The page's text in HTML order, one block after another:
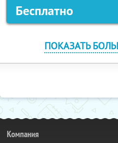
Бесплатно
ПОКАЗАТЬ
Компания